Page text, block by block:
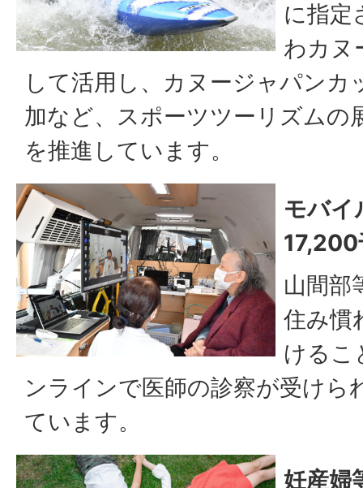
に指定
わカヌ
して活用し、カヌージャパンカ
加など、スポーツツーリズムの
を推進しています。
モバイ
17,200
山間部
住み慣
けるこ
ンラインで医師の診察が受けら
ています。
妊産婦